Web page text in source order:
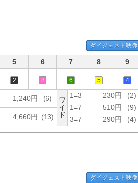
ダイジェスト映像
5 6 7 8 9
2 8 6 5 4
1,240円 (6)
ワ
イ
ド
1=3 230円
(2)
1=7
510円
(9)
3=7
290円 (4)
4,660円 (13)
ダイジェスト映像